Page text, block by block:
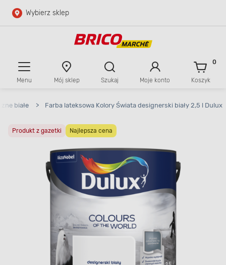
Przejdź do głównej zawartości
Wybierz sklep
Menu Mój sklep Szukaj Moje konto Koszyk
0
białe > Farba lateksowa Kolory Świata designerski biały 2,5 l Dulux
Produkt z gazetki Najlepsza cena